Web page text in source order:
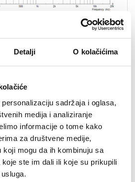
Detalji O kolačićima
sadržaja i oglasa,
medija i analiziranje
informacije o tome kako
za društvene medije,
koji mogu da ih kombinuju sa
ste im dali ili koje su prikupili